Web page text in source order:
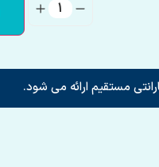
مستقیم ارائه می شود.